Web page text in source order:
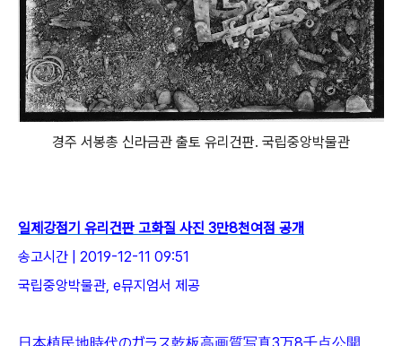
경주 서봉총 신라금관 출토 유리건판. 국립중앙박물관
일제강점기 유리건판 고화질 사진 3만8천여점 공개
송고시간 | 2019-12-11 09:51
국립중앙박물관, e뮤지엄서 제공